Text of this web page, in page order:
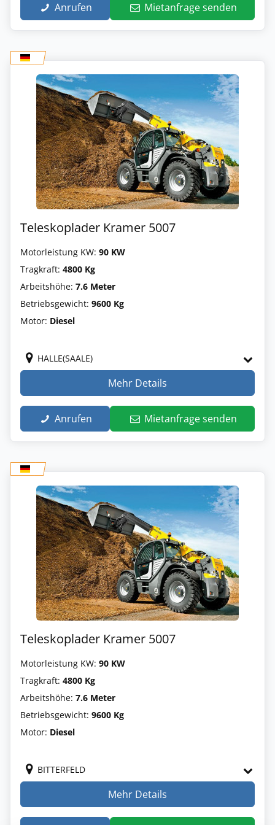
Anrufen Mietanfrage senden
Teleskoplader Kramer 5007
Motorleistung KW: 90 KW
Tragkraft: 4800 Kg
Arbeitshöhe: 7.6 Meter
Betriebsgewicht: 9600 Kg
Motor: Diesel
HALLE(SAALE)
Mehr Details
Anrufen Mietanfrage senden
Teleskoplader Kramer 5007
Motorleistung KW: 90 KW
Tragkraft: 4800 Kg
Arbeitshöhe: 7.6 Meter
Betriebsgewicht: 9600 Kg
Motor: Diesel
BITTERFELD
Mehr Details